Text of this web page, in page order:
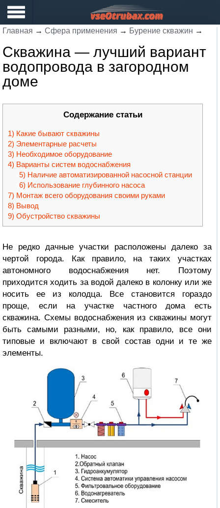
Главная → Сфера применения → Бурение скважин →
Скважина — лучший вариант
водопровода в загородном
доме
Содержание статьи
Какие бывают скважины
Элементарные расчеты
Необходимое оборудование
Варианты систем водоснабжения
Наличие автоматизированной насосной станции
Использование глубинного насоса
Монтаж всего оборудования своими руками
Вывод
Обустройство скважины
Не редко дачные участки расположены далеко за
чертой города. Как правило, на таких участках
автономного водоснабжения нет. Поэтому
приходится ходить за водой далеко в колонку или же
носить ее из колодца. Все становится гораздо
проще, если на участке частного дома есть
скважина. Схемы водоснабжения из скважины могут
быть самыми разными, но, как правило, все они
типовые и включают в свой состав одни и те же
элементы.